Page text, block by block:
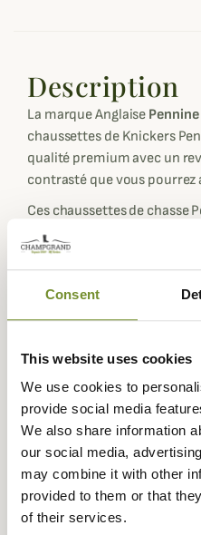
Consent
This website uses cookies
We use cookies to
provide social media
We also share information
our social media,
may combine it with other
provided to them or that
of their services.
Description
La marque Anglaise Pennine
chaussettes de Knickers
qualité premium avec un
contrasté que vous pourrez
Ces chaussettes de chasse
majoritairement en laine
des meilleurs laine possible
mêle douceur et grande
agréable. Le haut de la
sur le revers en coloris
Elles sont renforcées au
physiques.
Fabriqué en Angleterre, ces
Penrith font partis des
marque et se porteront
Fiche